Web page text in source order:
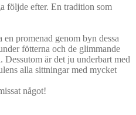
följde efter. En tradition som
promenad genom byn dessa
fötterna och de glimmande
Dessutom är det ju underbart med
alla sittningar med mycket
något!